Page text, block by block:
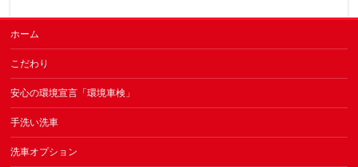
ホーム
こだわり
安心の環境宣言「環境車検」
手洗い洗車
洗車オプション